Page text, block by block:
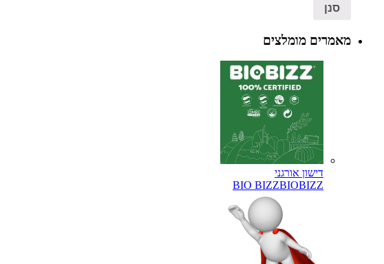
סנן
מאמרים מומלצים
דישון אורגני
BIO BIZZBIOBIZZ